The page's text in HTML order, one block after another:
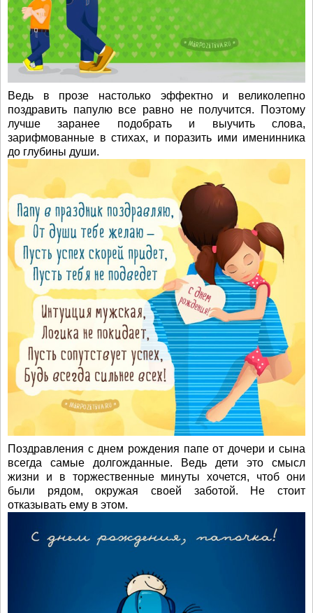
Ведь в прозе настолько эффектно и великолепно
поздравить папулю все равно не получится. Поэтому
лучше заранее подобрать и выучить слова,
зарифмованные в стихах, и поразить ими именинника
до глубины души.
Поздравления с днем рождения папе от дочери и сына
всегда самые долгожданные. Ведь дети это смысл
жизни и в торжественные минуты хочется, чтоб они
были рядом, окружая своей заботой. Не стоит
отказывать ему в этом.